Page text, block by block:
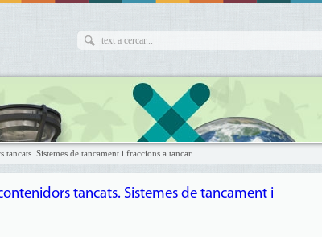
Sistemes de tancament i fraccions a tancar
tancats. Sistemes de tancament i